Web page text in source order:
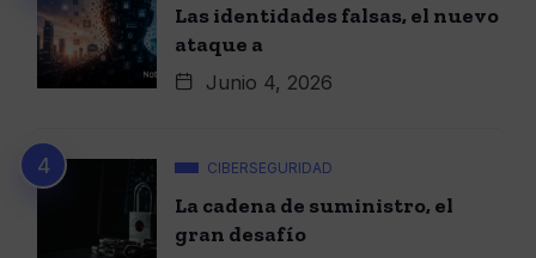
Las identidades falsas, el nuevo
ataque a
Junio 4, 2026
CIBERSEGURIDAD
La cadena de suministro, el
gran desafío